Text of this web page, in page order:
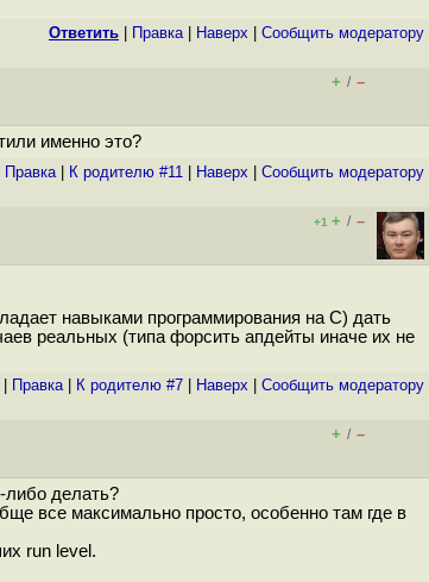
Ответить Правка| Наверх Cообщить модератору
+ / –
именно это?
Правка| К родителю #11 Наверх Cообщить модератору
+1 + / –
навыками программирования на С) дать
реальных (типа форсить апдейты иначе их не
Правка| К родителю #7 Наверх Cообщить модератору
+ / –
делать?
все максимально просто, особенно там где в
run level.